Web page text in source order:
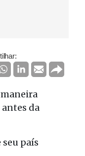
da
país